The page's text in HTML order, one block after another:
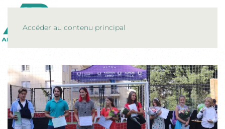
Accéder au contenu principal